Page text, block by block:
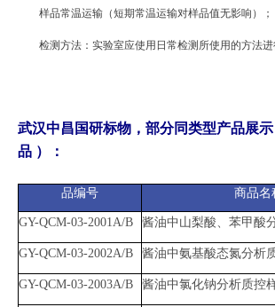
样品常温运输（短期常温运输对样品值无影响）；
检测方法：实验室应使用日常检测所使用的方法
武汉中昌国研标物，部分同类型产品展
品 ）：
品编号 商品名
GY-QCM-03-2001A/B 酱油中山梨酸、苯甲酸
GY-QCM-03-2002A/B 酱油中氨基酸态氮分析
GY-QCM-03-2003A/B 酱油中氯化钠分析质控